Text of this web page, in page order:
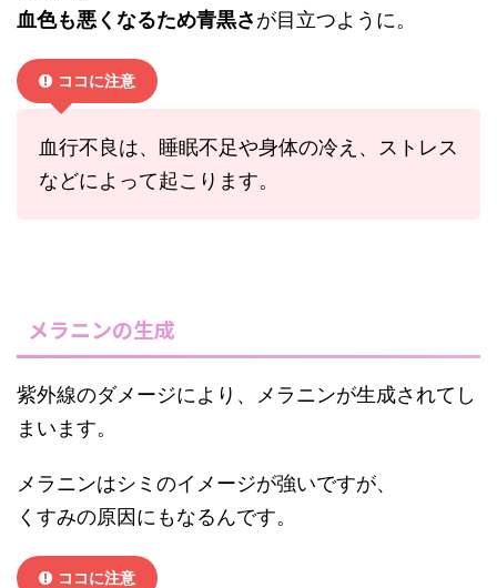
血色も悪くなるため青黒さが目立つように。
ココに注意
血行不良は、睡眠不足や身体の冷え、ストレス
などによって起こります。
メラニンの生成
紫外線のダメージにより、メラニンが生成されてし
まいます。
メラニンはシミのイメージが強いですが、
くすみの原因にもなるんです。
ココに注意